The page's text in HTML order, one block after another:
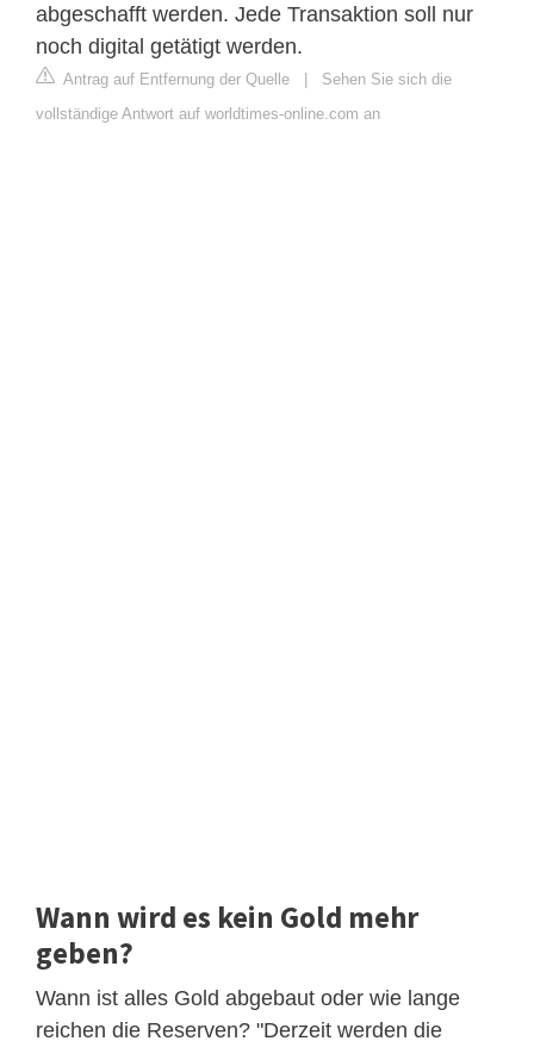
abgeschafft werden. Jede Transaktion soll nur
noch digital getätigt werden.
Antrag auf Entfernung der Quelle | Sehen Sie sich die
vollständige Antwort auf worldtimes-online.com an
Wann wird es kein Gold mehr
geben?
Wann ist alles Gold abgebaut oder wie lange
reichen die Reserven? "Derzeit werden die